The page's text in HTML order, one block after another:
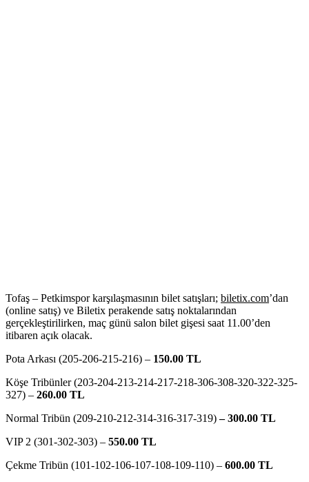
Tofaş – Petkimspor karşılaşmasının bilet satışları; biletix.com’dan
(online satış) ve Biletix perakende satış noktalarından
gerçekleştirilirken, maç günü salon bilet gişesi saat 11.00’den
itibaren açık olacak.
Pota Arkası (205-206-215-216) – 150.00 TL
Köşe Tribünler (203-204-213-214-217-218-306-308-320-322-325-
327) – 260.00 TL
Normal Tribün (209-210-212-314-316-317-319)– 300.00 TL
VIP 2 (301-302-303) – 550.00 TL
Çekme Tribün (101-102-106-107-108-109-110) – 600.00 TL